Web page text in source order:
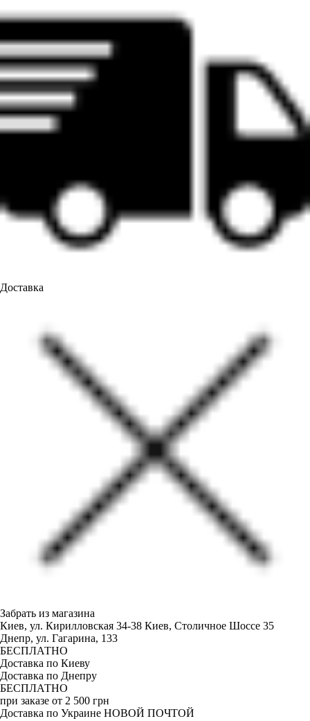
Доставка
Забрать из магазина
Киев, ул. Кирилловская 34-38 Киев, Столичное Шоссе 35
Днепр, ул. Гагарина, 133
БЕСПЛАТНО
Доставка по Киеву
Доставка по Днепру
БЕСПЛАТНО
при заказе от 2 500 грн
Доставка по Украине НОВОЙ ПОЧТОЙ